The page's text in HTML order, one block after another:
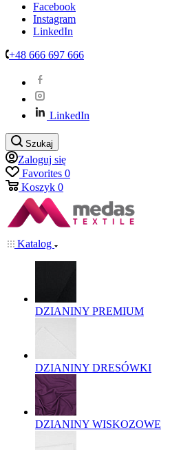
Facebook
Instagram
LinkedIn
+48 666 697 666
LinkedIn
Szukaj
Zaloguj się
Favorites 0
Koszyk 0
Katalog
DZIANINY PREMIUM
DZIANINY DRESÓWKI
DZIANINY WISKOZOWE